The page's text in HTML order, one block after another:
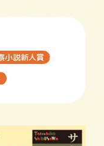
小説新人賞